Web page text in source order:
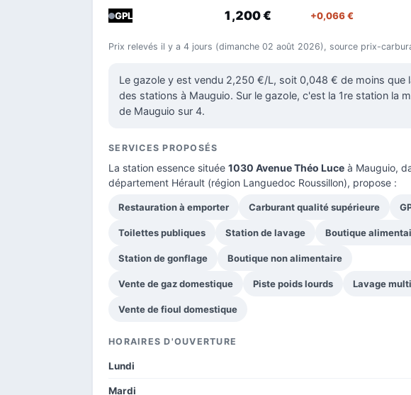
GPL 1,200 € +0,066 €
Prix relevés il y a 4 jours (dimanche 02 août 2026), source prix-
Le gazole y est vendu 2,250 €/L, soit 0,048 € de moins que
des stations à Mauguio. Sur le gazole, c'est la 1re station la
de Mauguio sur 4.
SERVICES PROPOSÉS
La station essence située 1030 Avenue Théo Luce à Mauguio,
département Hérault (région Languedoc Roussillon), propose :
Restauration à emporter Carburant qualité supérieure
Toilettes publiques Station de lavage Boutique
Station de gonflage Boutique non alimentaire
Vente de gaz domestique Piste poids lourds Lavage
Vente de fioul domestique
HORAIRES D'OUVERTURE
Lundi
Mardi